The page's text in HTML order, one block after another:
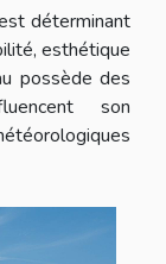
déterminant
esthétique
possède des
son